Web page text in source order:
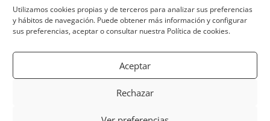
Utilizamos cookies propias y de terceros para analizar sus preferencias
y hábitos de navegación. Puede obtener más información y configurar
sus preferencias, aceptar o consultar nuestra Política de cookies.
Aceptar
Rechazar
Aviso Legal
Privacidad y Cookies
Mapa del Sitio